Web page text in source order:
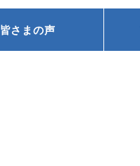
皆さまの声